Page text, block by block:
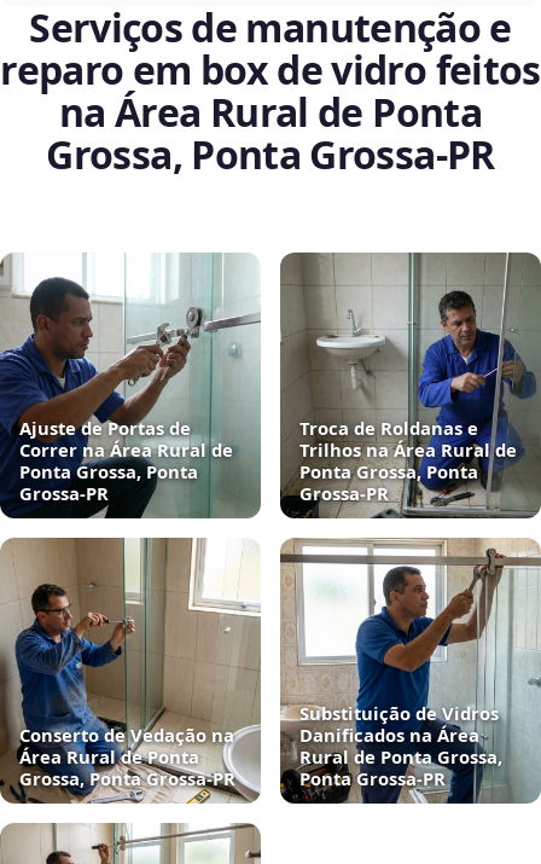
Serviços de manutenção e
reparo em box de vidro feitos
na Área Rural de Ponta
Grossa, Ponta Grossa‑PR
Ajuste de Portas de
Correr na Área Rural de
Ponta Grossa, Ponta
Grossa‑PR
Troca de Roldanas e
Trilhos na Área Rural de
Ponta Grossa, Ponta
Grossa‑PR
Conserto de Vedação na
Área Rural de Ponta
Grossa, Ponta Grossa‑PR
Substituição de Vidros
Danificados na Área
Rural de Ponta Grossa,
Ponta Grossa‑PR